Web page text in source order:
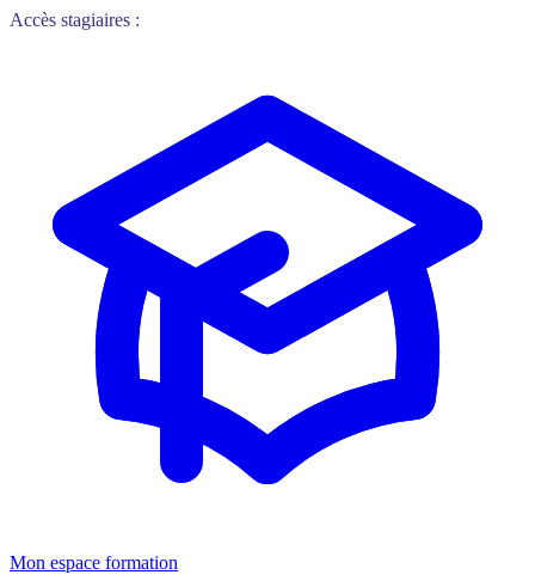
Accès stagiaires :
Mon espace formation